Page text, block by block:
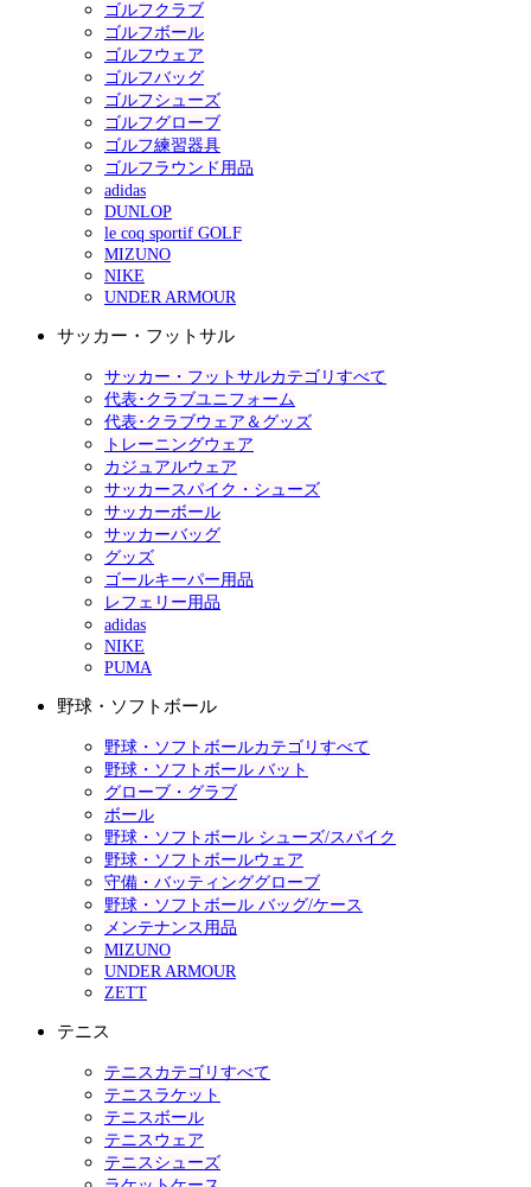
ゴルフクラブ
ゴルフボール
ゴルフウェア
ゴルフバッグ
ゴルフシューズ
ゴルフグローブ
ゴルフ練習器具
ゴルフラウンド用品
adidas
DUNLOP
le coq sportif GOLF
MIZUNO
NIKE
UNDER ARMOUR
サッカー・フットサル
サッカー・フットサルカテゴリすべて
代表･クラブユニフォーム
代表･クラブウェア＆グッズ
トレーニングウェア
カジュアルウェア
サッカースパイク・シューズ
サッカーボール
サッカーバッグ
グッズ
ゴールキーパー用品
レフェリー用品
adidas
NIKE
PUMA
野球・ソフトボール
野球・ソフトボールカテゴリすべて
野球・ソフトボール バット
グローブ・グラブ
ボール
野球・ソフトボール シューズ/スパイク
野球・ソフトボールウェア
守備・バッティンググローブ
野球・ソフトボール バッグ/ケース
メンテナンス用品
MIZUNO
UNDER ARMOUR
ZETT
テニス
テニスカテゴリすべて
テニスラケット
テニスボール
テニスウェア
テニスシューズ